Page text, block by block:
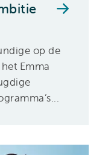
op de
Emma